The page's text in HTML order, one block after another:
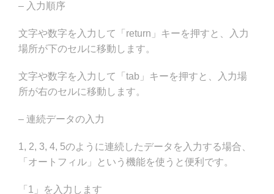
– 入力順序
文字や数字を入力して「return」キーを押すと、入力
場所が下のセルに移動します。
文字や数字を入力して「tab」キーを押すと、入力場
所が右のセルに移動します。
– 連続データの入力
1, 2, 3, 4, 5のように連続したデータを入力する場合、
「オートフィル」という機能を使うと便利です。
「1」を入力します